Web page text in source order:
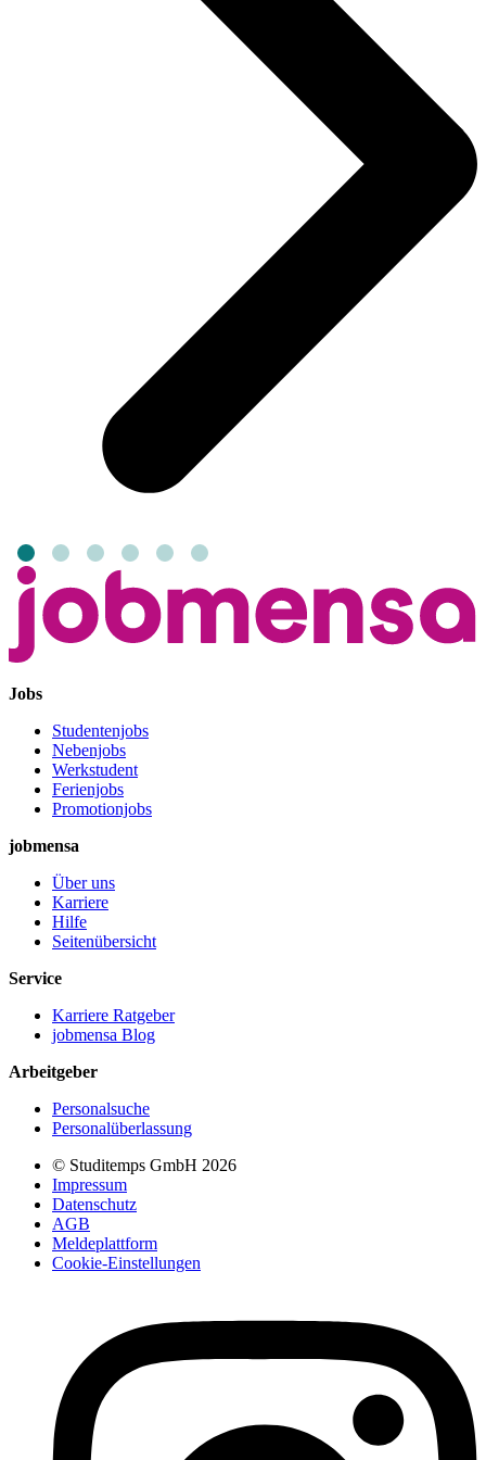
Jobs
Studentenjobs
Nebenjobs
Werkstudent
Ferienjobs
Promotionjobs
jobmensa
Über uns
Karriere
Hilfe
Seitenübersicht
Service
Karriere Ratgeber
jobmensa Blog
Arbeitgeber
Personalsuche
Personalüberlassung
© Studitemps GmbH 2026
Impressum
Datenschutz
AGB
Meldeplattform
Cookie-Einstellungen